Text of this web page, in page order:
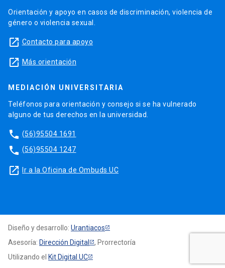
Orientación y apoyo en casos de discriminación, violencia de
género o violencia sexual.
launch Contacto para apoyo
launch Más orientación
MEDIACIÓN UNIVERSITARIA
Teléfonos para orientación y consejo si se ha vulnerado
alguno de tus derechos en la universidad.
phone (56)95504 1691
phone (56)95504 1247
launch Ir a la Oficina de Ombuds UC
Diseño y desarrollo: Urantiacos
Asesoría: Dirección Digital
, Prorrectoría
Utilizando el Kit Digital UC